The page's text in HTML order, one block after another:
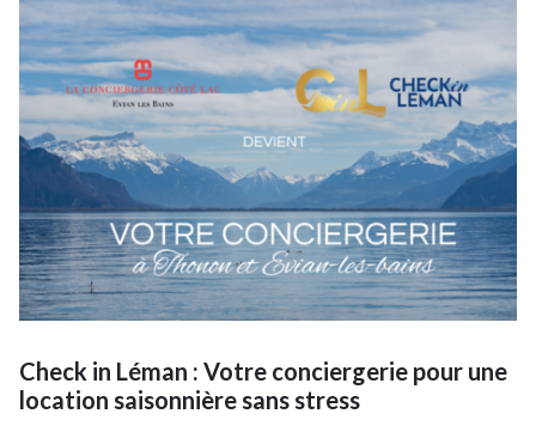
Check in Léman : Votre conciergerie pour une
location saisonnière sans stress